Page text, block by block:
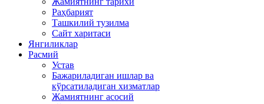
Раҳбарият
Ташкилий тузилма
Сайт харитаси
Янгиликлар
Расмий
Устав
Бажариладиган ишлар ва
кўрсатиладиган хизматлар
Жамиятнинг асосий